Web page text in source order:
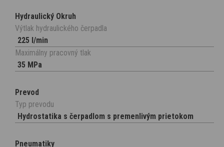
Hydraulický Okruh
Výtlak hydraulického čerpadla
225 l/min
Maximálny pracovný tlak
35 MPa
Prevod
Typ prevodu
Hydrostatika s čerpadlom s premenlivým prietokom
Pneumatiky